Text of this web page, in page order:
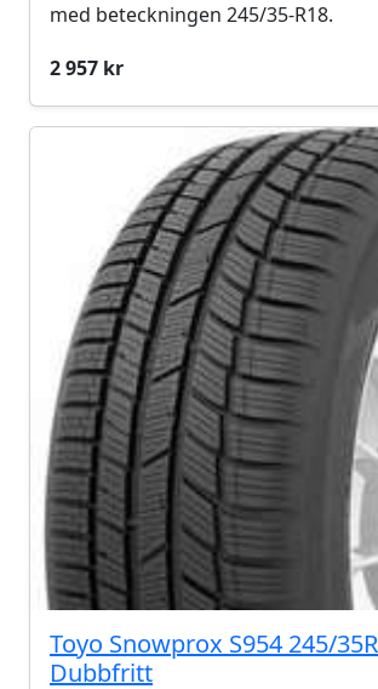
med beteckningen 245/35-R18.
2 957 kr
Toyo Snowprox S954 245/
Dubbfritt